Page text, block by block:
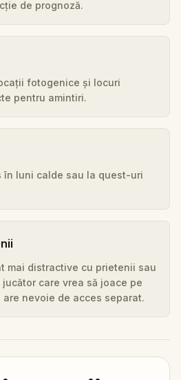
de prognoză.
fotogenice și locuri
pentru amintiri.
în luni calde sau la quest-uri
mai distractive cu prietenii sau
care vrea să joace pe
nevoie de acces separat.